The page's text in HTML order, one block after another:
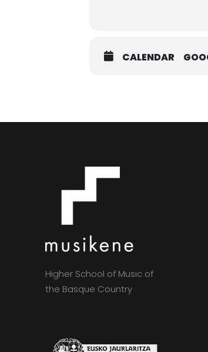
CALENDAR
Higher School of Music of
the Basque Country